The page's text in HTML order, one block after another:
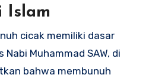
Islam
cicak memiliki dasar
Muhammad SAW, di
bahwa membunuh